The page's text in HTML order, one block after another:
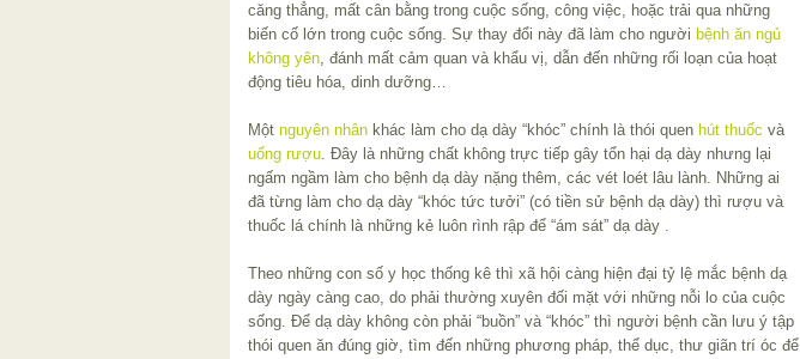
căng thẳng, mất cân bằng trong cuộc sống, công việc, hoặc trải qua những
biến cố lớn trong cuộc sống. Sự thay đổi này đã làm cho người bệnh ăn ngủ
không yên, đánh mất cảm quan và khẩu vị, dẫn đến những rối loạn của hoạt
động tiêu hóa, dinh dưỡng…
Một nguyên nhân khác làm cho dạ dày “khóc” chính là thói quen hút thuốc và
uống rượu. Đây là những chất không trực tiếp gây tổn hại dạ dày nhưng lại
ngấm ngầm làm cho bệnh dạ dày nặng thêm, các vét loét lâu lành. Những ai
đã từng làm cho dạ dày “khóc tức tưởi” (có tiền sử bệnh dạ dày) thì rượu và
thuốc lá chính là những kẻ luôn rình rập để “ám sát” dạ dày .
Theo những con số y học thống kê thì xã hội càng hiện đại tỷ lệ mắc bệnh dạ
dày ngày càng cao, do phải thường xuyên đối mặt với những nỗi lo của cuộc
sống. Để dạ dày không còn phải “buồn” và “khóc” thì người bệnh cần lưu ý tập
thói quen ăn đúng giờ, tìm đến những phương pháp, thể dục, thư giãn trí óc để